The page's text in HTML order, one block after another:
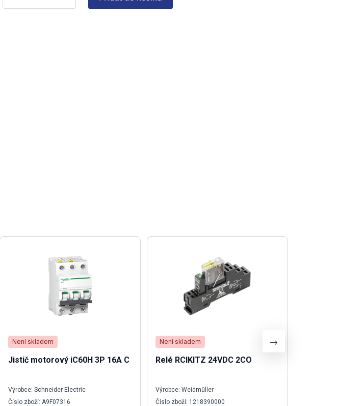
Není skladem
Jistič motorový iC60H 3P 16A C
Výrobce: Schneider Electric
Číslo zboží: A9F07316
Není skladem
Relé RCIKITZ 24VDC 2CO
Výrobce: Weidmüller
Číslo zboží: 1218390000